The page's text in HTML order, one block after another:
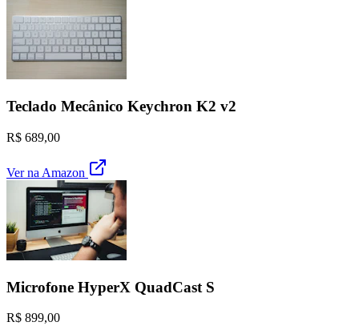
Teclado Mecânico Keychron K2 v2
R$ 689,00
Ver na Amazon
Microfone HyperX QuadCast S
R$ 899,00